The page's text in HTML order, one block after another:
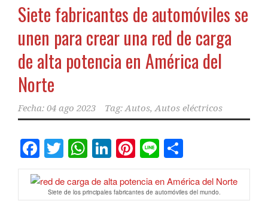
Siete fabricantes de automóviles se
unen para crear una red de carga
de alta potencia en América del
Norte
Fecha: 04 ago 2023 Tag:Autos,Autos eléctricos
Facebook
Twitter
WhatsApp
LinkedIn
Pinterest
Line
Siete de los principales fabricantes de automóviles del mundo.